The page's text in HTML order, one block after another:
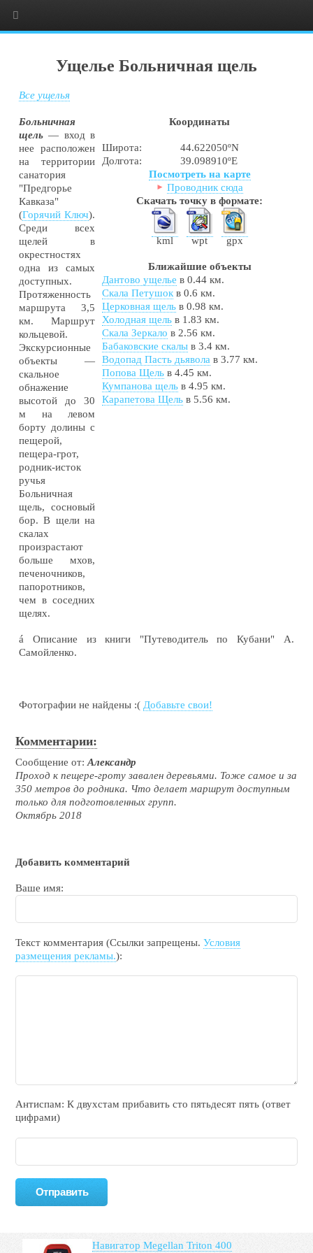
Ущелье Больничная щель
Все ущелья
Координаты
Широта:
44.622050ºN
Долгота:
39.098910ºE
Посмотреть на карте
Проводник сюда
Скачать точку в формате:
kml wpt gpx
Ближайшие объекты
Дантово ущелье в 0.44 км.
Скала Петушокв 0.6 км.
Церковная щельв 0.98 км.
Холодная щельв 1.83 км.
Скала Зеркало в 2.56 км.
Бабаковские скалыв 3.4 км.
Водопад Пасть дьявола в 3.77 км.
Попова Щельв 4.45 км.
Кумпанова щельв 4.95 км.
Карапетова Щельв 5.56 км.
Больничная
щель— вход в
нее расположен
на территории
санатория
"Предгорье
Кавказа"
(Горячий Ключ).
Среди всех
щелей в
окрестностях
одна из самых
доступных.
Протяженность
маршрута 3,5
км. Маршрут
кольцевой.
Экскурсионные
объекты —
скальное
обнажение
высотой до 30
м на левом
борту долины с
пещерой,
пещера-грот,
родник-исток
ручья
Больничная
щель, сосновый
бор. В щели на
скалах
произрастают
больше мхов,
печеночников,
папоротников,
чем в соседних
щелях.
áОписание из книги "Путеводитель по Кубани" А.
Самойленко.
Фотографии не найдены :(Добавьте свои!
Комментарии:
Сообщение от:Александр
Проход к пещере-гроту завален деревьями. Тоже самое и за
350 метров до родника. Что делает маршрут доступным
только для подготовленных групп.
Октябрь 2018
Добавить комментарий
Ваше имя:
Текст комментария (Ссылки запрещены.Условия
размещения рекламы.):
Антиспам: К двухcтам прибавить cто пятьдecят пять (ответ
цифрами)
Навигатор Megellan Triton 400